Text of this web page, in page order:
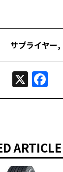
サプライヤー,
X
ARTICLE